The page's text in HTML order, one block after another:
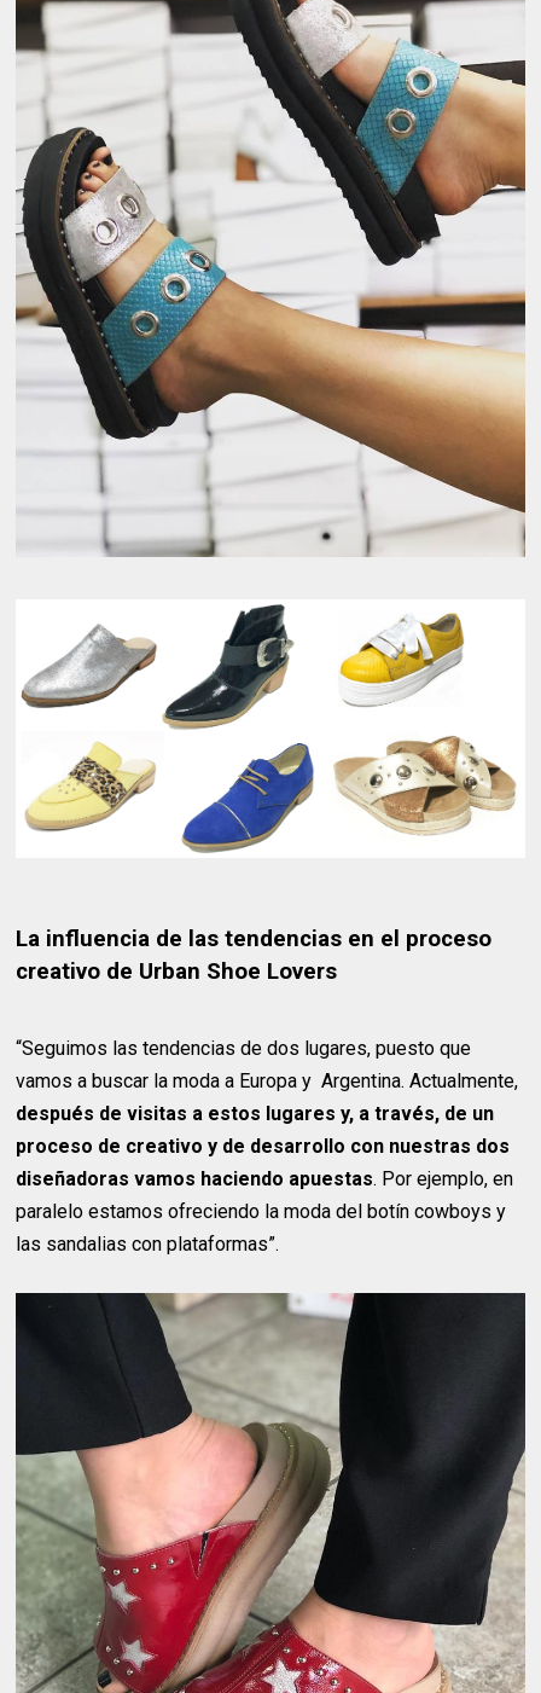
La influencia de las tendencias en el proceso
creativo de Urban Shoe Lovers
“Seguimos las tendencias de dos lugares, puesto que
vamos a buscar la moda a Europa y Argentina. Actualmente,
después de visitas a estos lugares y, a través, de un
proceso de creativo y de desarrollo con nuestras dos
diseñadoras vamos haciendo apuestas. Por ejemplo, en
paralelo estamos ofreciendo la moda del botín cowboys y
las sandalias con plataformas”.